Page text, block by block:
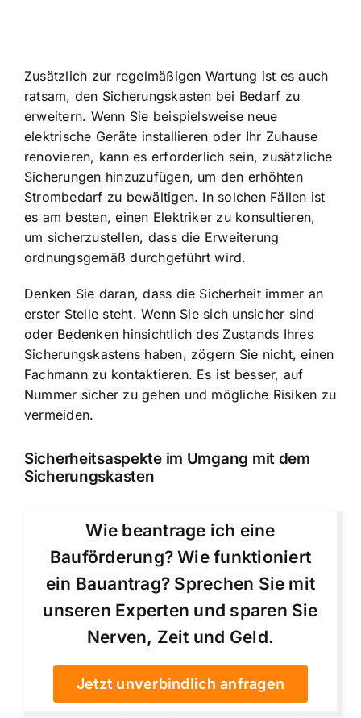
Zusätzlich zur regelmäßigen Wartung ist es auch
ratsam, den Sicherungskasten bei Bedarf zu
erweitern. Wenn Sie beispielsweise neue
elektrische Geräte installieren oder Ihr Zuhause
renovieren, kann es erforderlich sein, zusätzliche
Sicherungen hinzuzufügen, um den erhöhten
Strombedarf zu bewältigen. In solchen Fällen ist
es am besten, einen Elektriker zu konsultieren,
um sicherzustellen, dass die Erweiterung
ordnungsgemäß durchgeführt wird.
Denken Sie daran, dass die Sicherheit immer an
erster Stelle steht. Wenn Sie sich unsicher sind
oder Bedenken hinsichtlich des Zustands Ihres
Sicherungskastens haben, zögern Sie nicht, einen
Fachmann zu kontaktieren. Es ist besser, auf
Nummer sicher zu gehen und mögliche Risiken zu
vermeiden.
Sicherheitsaspekte im Umgang mit dem
Sicherungskasten
Wie beantrage ich eine
Bauförderung? Wie funktioniert
ein Bauantrag? Sprechen Sie mit
unseren Experten und sparen Sie
Nerven, Zeit und Geld.
Jetzt unverbindlich anfragen